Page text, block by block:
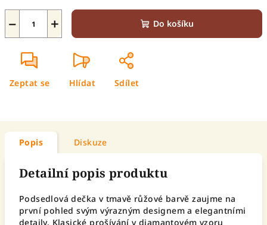
+
− Do košíku
Zeptat se Hlídat Sdílet
Popis Diskuze
Detailní popis produktu
Podsedlová dečka v tmavě růžové barvě zaujme na
první pohled svým výrazným designem a elegantními
detaily. Klasické prošívání v diamantovém vzoru